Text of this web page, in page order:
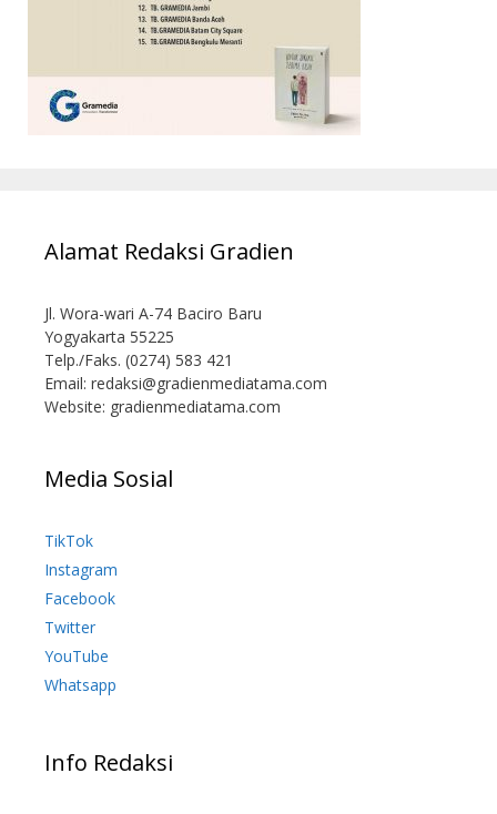
Alamat Redaksi Gradien
Jl. Wora-wari A-74 Baciro Baru
Yogyakarta 55225
Telp./Faks. (0274) 583 421
Email: redaksi@gradienmediatama.com
Website: gradienmediatama.com
Media Sosial
TikTok
Instagram
Facebook
Twitter
YouTube
Whatsapp
Info Redaksi